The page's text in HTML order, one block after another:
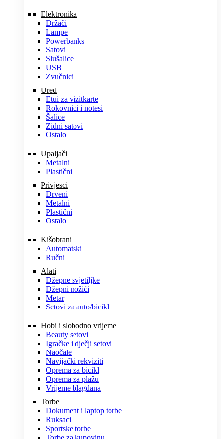
Elektronika
Držači
Lampe
Powerbanks
Satovi
Slušalice
USB
Zvučnici
Ured
Etui za vizitkarte
Rokovnici i notesi
Šalice
Zidni satovi
Ostalo
Upaljači
Metalni
Plastični
Privjesci
Drveni
Metalni
Plastični
Ostalo
Kišobrani
Automatski
Ručni
Alati
Džepne svjetiljke
Džepni nožići
Metar
Setovi za auto/bicikl
Hobi i slobodno vrijeme
Beauty setovi
Igračke i dječji setovi
Naočale
Navijački rekviziti
Oprema za bicikl
Oprema za plažu
Vrijeme blagdana
Torbe
Dokument i laptop torbe
Ruksaci
Sportske torbe
Torbe za kupovinu